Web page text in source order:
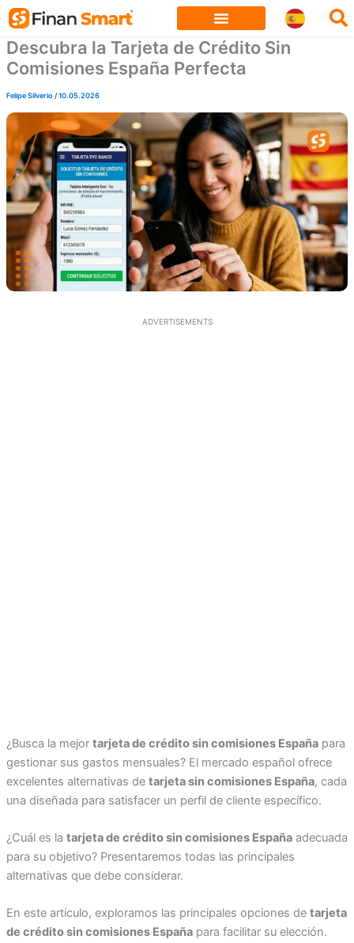
Skip
content
Descubra la Tarjeta de Crédito Sin
Comisiones España Perfecta
Felipe Silverio/10.05.2026
ADVERTISEMENTS
¿Busca la mejor tarjeta de crédito sin comisiones Españapara
gestionar sus gastos mensuales? El mercado español ofrece
excelentes alternativas de tarjeta sin comisiones España, cada
una diseñada para satisfacer un perfil de cliente específico.
¿Cuál es la tarjeta de crédito sin comisiones Españaadecuada
para su objetivo? Presentaremos todas las principales
alternativas que debe considerar.
En este artículo, exploramos las principales opciones de tarjeta
de crédito sin comisiones Españapara facilitar su elección.